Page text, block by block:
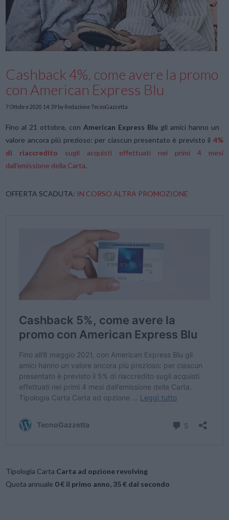
Cashback 4%, come avere la promo
con American Express Blu
7 Ottobre 2020 14:39 by Redazione TecnoGazzetta
Fino al 21 ottobre, con American Express Blu gli amici hanno un
valore ancora più prezioso: per ciascun presentato è previsto il 4%
di riaccredito sugli acquisti effettuati nei primi 4 mesi
dall’emissione della Carta.
OFFERTA SCADUTA: IN CORSO ALTRA PROMOZIONE
Tipologia Carta Carta ad opzione revolving
Quota annuale 0 € il primo anno, 35 € dal secondo